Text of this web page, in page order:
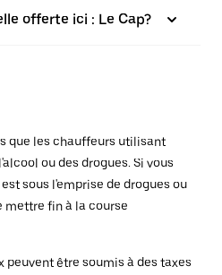
offerte ici : Le Cap?
que les chauffeurs utilisant
ou des drogues. Si vous
sous l'emprise de drogues ou
mettre fin à la course
être soumis à des taxes